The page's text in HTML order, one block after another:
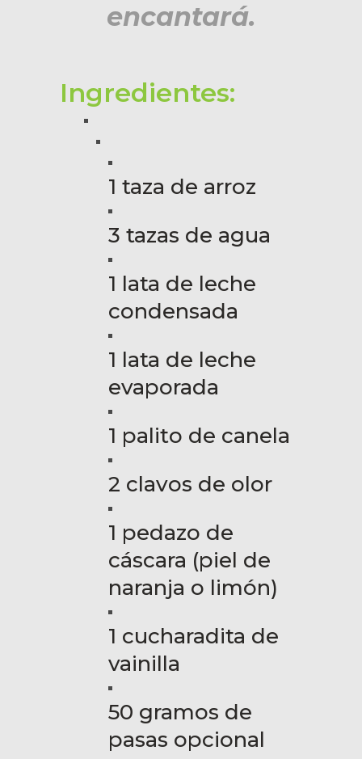
encantará.
Ingredientes:
1 taza de arroz
3 tazas de agua
1 lata de leche
condensada
1 lata de leche
evaporada
1 palito de canela
2 clavos de olor
1 pedazo de
cáscara (piel de
naranja o limón)
1 cucharadita de
vainilla
50 gramos de
pasas opcional